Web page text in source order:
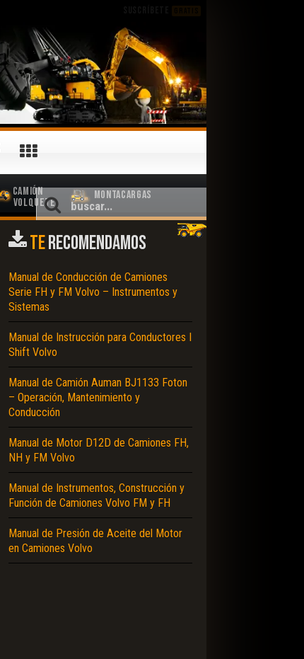
Camión
Volquete
Montacargas
TERECOMENDAMOS
Manual de Conducción de Camiones
Serie FH y FM Volvo – Instrumentos y
Sistemas
Manual de Instrucción para Conductores I
Shift Volvo
Manual de Camión Auman BJ1133 Foton
– Operación, Mantenimiento y
Conducción
Manual de Motor D12D de Camiones FH,
NH y FM Volvo
Manual de Instrumentos, Construcción y
Función de Camiones Volvo FM y FH
Manual de Presión de Aceite del Motor
en Camiones Volvo